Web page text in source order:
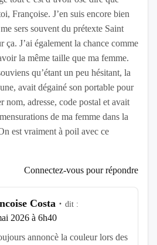
Françoise. J’en suis encore bien
sers souvent du prétexte Saint
ça. J’ai également la chance comme
la même taille que ma femme.
qu’étant un peu hésitant, la
avait dégainé son portable pour
nom, adresse, code postal et avait
de ma femme dans la
est vraiment à poil avec ce
Connectez-vous pour répondre
Costa dit :
2026 à 6h40
annoncè la couleur lors des